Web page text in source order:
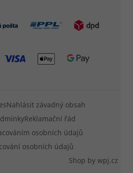
Nahlásit závadný obsah
Reklamační řád
osobních údajů
osobních údajů
Shop by wpj.cz